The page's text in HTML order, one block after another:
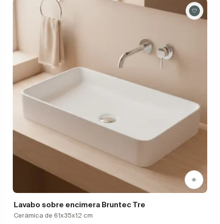
Lavabo sobre encimera Bruntec Tre
Cerámica de 61x35x12 cm